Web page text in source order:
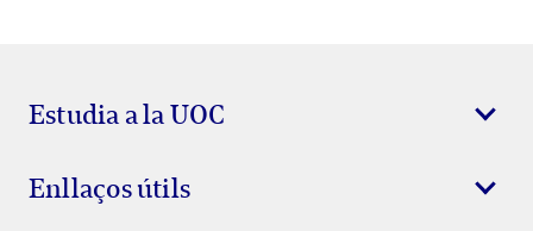
Estudia a la UOC
Enllaços útils